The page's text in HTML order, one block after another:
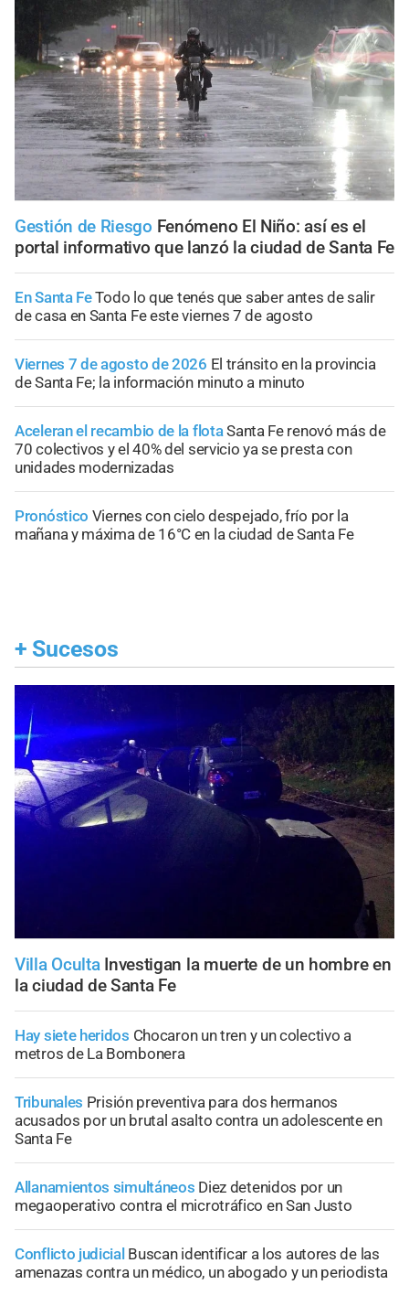
Gestión de Riesgo Fenómeno El Niño: así es el
portal informativo que lanzó la ciudad de Santa Fe
En Santa FeTodo lo que tenés que saber antes de salir
de casa en Santa Fe este viernes 7 de agosto
Viernes 7 de agosto de 2026 El tránsito en la provincia
de Santa Fe; la información minuto a minuto
Aceleran el recambio de la flotaSanta Fe renovó más de
70 colectivos y el 40% del servicio ya se presta con
unidades modernizadas
Pronóstico Viernes con cielo despejado, frío por la
mañana y máxima de 16°C en la ciudad de Santa Fe
+ Sucesos
Villa Oculta Investigan la muerte de un hombre en
la ciudad de Santa Fe
Hay siete heridos Chocaron un tren y un colectivo a
metros de La Bombonera
Tribunales Prisión preventiva para dos hermanos
acusados por un brutal asalto contra un adolescente en
Santa Fe
Allanamientos simultáneos Diez detenidos por un
megaoperativo contra el microtráfico en San Justo
Conflicto judicial Buscan identificar a los autores de las
amenazas contra un médico, un abogado y un periodista